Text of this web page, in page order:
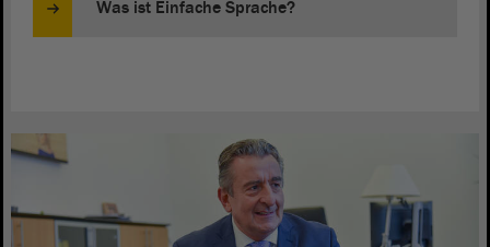
Was ist Einfache Sprache?